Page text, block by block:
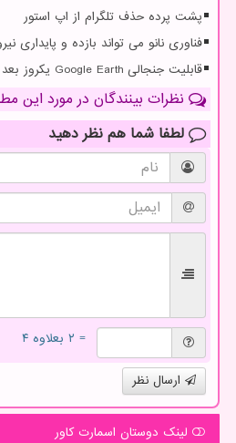
پشت پرده حذف تلگرام از اپ استور
فناوری نانو می تواند بازده و پایداری
قابلیت جنجالی Google Earth یکروز بعد از عرضه غیرفعال شد
نظرات بینندگان در مورد این
لطفا شما هم نظر دهید
= ۲ بعلاوه ۴
ارسال نظر
لینک دوستان اسمارت كاور